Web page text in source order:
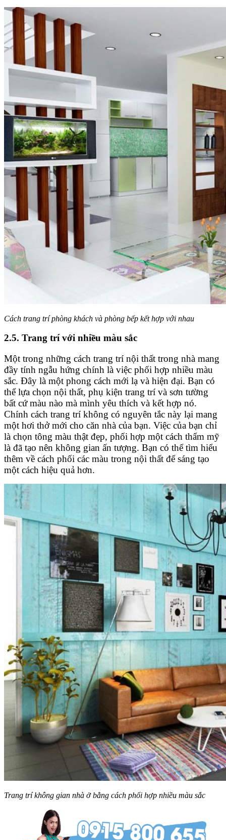
Cách trang trí phòng khách và phòng bếp kết hợp với nhau
2.5. Trang trí với nhiều màu sắc
Một trong những cách trang trí nội thất trong nhà mang
đầy tính ngẫu hứng chính là việc phối hợp nhiều màu
sắc. Đây là một phong cách mới lạ và hiện đại. Bạn có
thể lựa chọn nội thất, phụ kiện trang trí và sơn tường
bất cứ màu nào mà mình yêu thích và kết hợp nó.
Chính cách trang trí không có nguyên tắc này lại mang
một hơi thở mới cho căn nhà của bạn. Việc của bạn chỉ
là chọn tông màu thật đẹp, phối hợp một cách thẩm mỹ
là đã tạo nên không gian ấn tượng. Bạn có thể tìm hiểu
thêm về cách phối các màu trong nội thất để sáng tạo
một cách hiệu quả hơn.
Trang trí không gian nhà ở bằng cách phối hợp nhiều màu sắc